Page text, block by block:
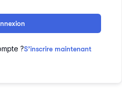
?S’inscrire maintenant